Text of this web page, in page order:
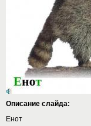
Описание слайда:
Енот